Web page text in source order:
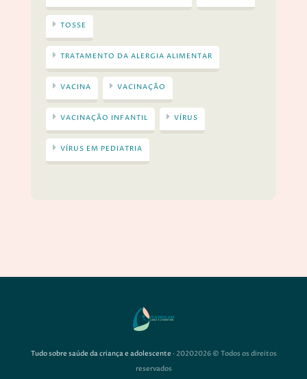
TOSSE
TRATAMENTO DA ALERGIA ALIMENTAR
VACINA VACINAÇÃO
VACINAÇÃO INFANTIL VÍRUS
VÍRUS EM PEDIATRIA
Tudo sobre saúde da criança e adolescente · 20202026 © Todos os direitos
reservados